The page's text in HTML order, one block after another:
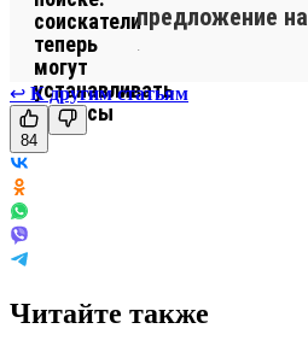
предложение
.
↩ К другим статьям
84
Читайте также